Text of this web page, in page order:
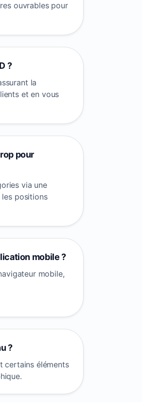
ouvrables pour
?
la
et en vous
pour
via une
positions
mobile ?
mobile,
?
certains éléments